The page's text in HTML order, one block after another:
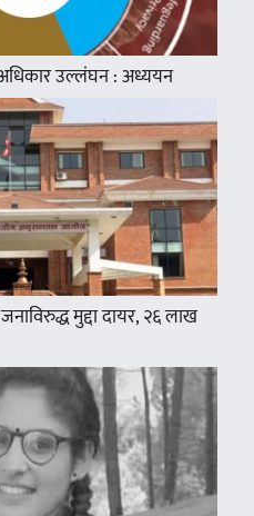
अधिकार उल्लंघन : अध्ययन
मुद्दा दायर, २६ लाख